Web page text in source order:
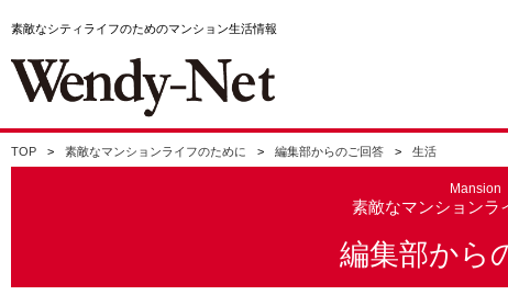
素敵なシティライフのためのマンション生活情報
TOP 素敵なマンションライフのために 編集部からのご回答 生活
Mansion
素敵なマンションラ
編集部から